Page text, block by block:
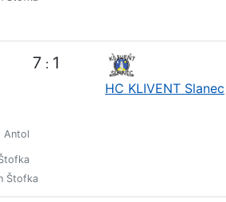
7 : 1
HC KLIVENT Slanec
Antol
Štofka